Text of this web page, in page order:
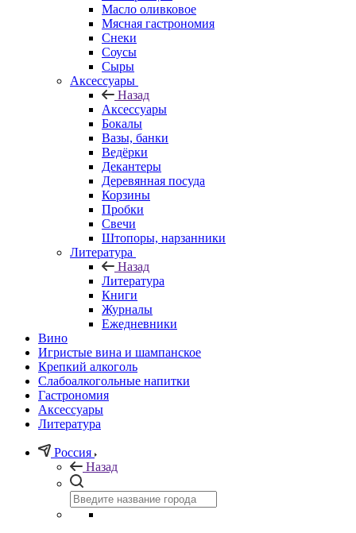
Масло оливковое
Мясная гастрономия
Снеки
Соусы
Сыры
Аксессуары
Назад
Аксессуары
Бокалы
Вазы, банки
Ведёрки
Декантеры
Деревянная посуда
Корзины
Пробки
Свечи
Штопоры, нарзанники
Литература
Назад
Литература
Книги
Журналы
Ежедневники
Вино
Игристые вина и шампанское
Крепкий алкоголь
Слабоалкогольные напитки
Гастрономия
Аксессуары
Литература
Россия
Назад